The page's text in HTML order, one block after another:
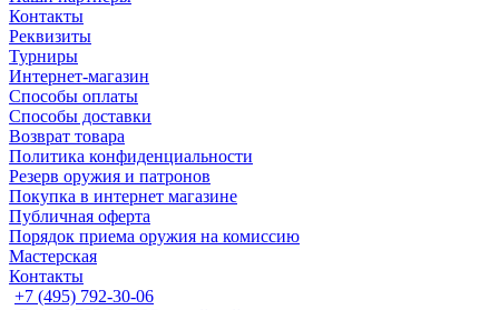
Контакты
Реквизиты
Турниры
Интернет-магазин
Способы оплаты
Способы доставки
Возврат товара
Политика конфиденциальности
Резерв оружия и патронов
Покупка в интернет магазине
Публичная оферта
Порядок приема оружия на комиссию
Мастерская
Контакты
+7 (495) 792-30-06